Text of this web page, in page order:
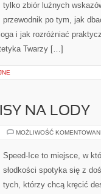
tylko zbiór luźnych
przewodnik po tym, jak
i jak rozróżniać
Twarzy […]
NA LODY
MOŻLIWOŚĆ
Speed-Ice to miejsce, w
słodkości spotyka się z
tych, którzy chcą kręcić